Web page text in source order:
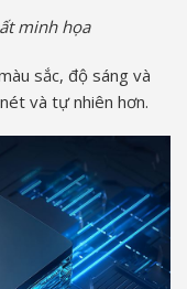
minh họa
sắc, độ sáng và
và tự nhiên hơn.